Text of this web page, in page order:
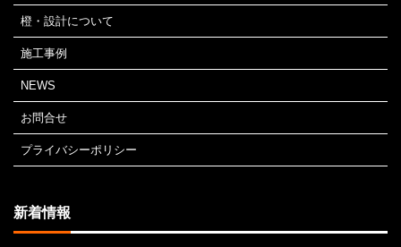
橙・設計について
施工事例
NEWS
お問合せ
プライバシーポリシー
新着情報